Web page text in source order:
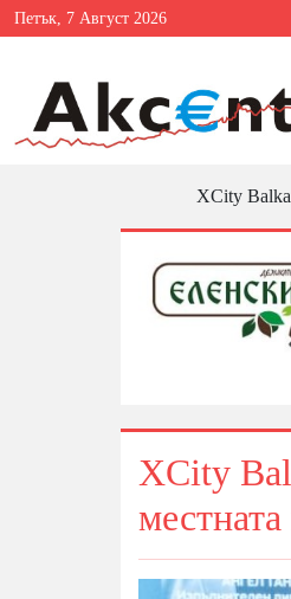
Петък, 7 Август 2026
XCity
XCity